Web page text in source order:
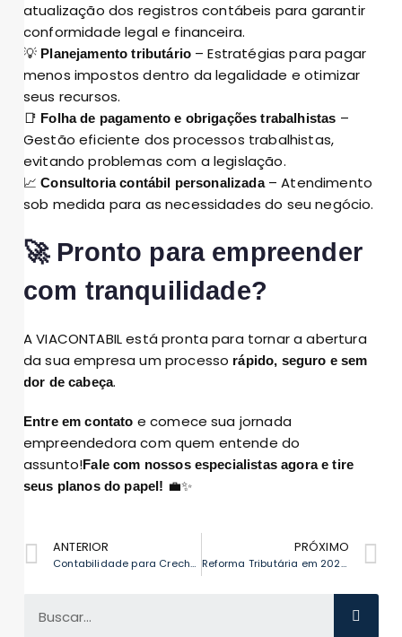
atualização dos registros contábeis para garantir
conformidade legal e financeira.
💡 Planejamento tributário – Estratégias para pagar
menos impostos dentro da legalidade e otimizar
seus recursos.
📑 Folha de pagamento e obrigações trabalhistas –
Gestão eficiente dos processos trabalhistas,
evitando problemas com a legislação.
📈Consultoria contábil personalizada– Atendimento
sob medida para as necessidades do seu negócio.
🚀 Pronto para empreender
com tranquilidade?
A VIACONTABIL está pronta para tornar a abertura
da sua empresa um processo rápido, seguro e sem
dor de cabeça.
Entre em contato e comece sua jornada
empreendedora com quem entende do
assunto!Fale com nossos especialistas agora e tire
seus planos do papel! 💼✨
ANTERIOR
Contabilidade para Creches em Curitiba – PR: Conheça a Viacontabil
PRÓXIMO
Reforma Tributária em 2025: Como Pequenas Empresas em Curitiba Serão Impactadas?